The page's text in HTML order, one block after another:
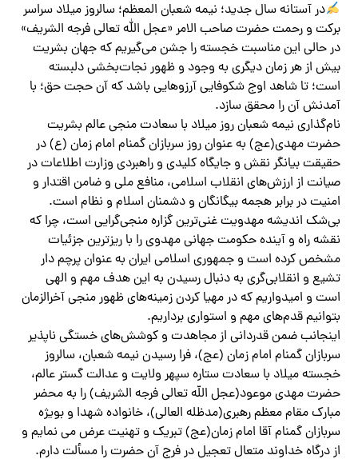
در آستانه سال جدید؛ نیمه شعبان المعظم؛ سالروز میلاد سراسر
برکت و رحمت حضرت صاحب الامر «عجل الله تعالی فرجه الشریف»
در حالی این مناسبت خجسته را جشن می‌گیریم که جهان بشریت
بیش از هر زمان دیگری به وجود و ظهور نجات‌بخشی دلبسته
است؛ تا شاهد اوج شکوفایی آرزو‌هایی باشد که آن حجت حق؛ با
آمدنش آن را محقق سازد.
نام‌گذاری نیمه شعبان روز میلاد با سعادت منجی عالم بشریت
حضرت مهدی(عج) به عنوان روز سربازان گمنام امام زمان (ع) در
حقیقت بیانگر نقش و جایگاه کلیدی و راهبردی وزارت اطلاعات در
صیانت از ارزش‌های انقلاب اسلامی، منافع ملی و ضامن اقتدار و
امنیت در برابر هجمه بیگانگان و دشمنان اسلام و نظام است.
بی‌شک اندیشه مهدویت غنی‌ترین گزاره منجی‌گرایی است، چرا که
نقشه راه و آینده حکومت جهانی مهدوی را با ریزترین جزئیات
مشخص کرده است و جمهوری اسلامی ایران به عنوان پرچم دار
تشیع و انقلابی‌گری به دنبال رسیدن به این هدف مهم و الهی
است و امیدواریم که در مهیا کردن زمینه‌های ظهور منجی آخرالزمان
بتوانیم قدم‌های مهم و استواری برداریم.
اینجانب ضمن قدردانی از مجاهدت و کوشش‌های خستگی ناپذیر
سربازان گمنام امام زمان (عج)، فرا رسیدن نیمه شعبان، سالروز
خجسته میلاد با سعادت ستاره سپهر ولایت و عدالت گستر عالم،
حضرت مهدی موعود(عجل اللّه تعالی فرجه الشریف) را به محضر
مبارک مقام معظم رهبری(مدظله العالی)، خانواده شهدا و بویژه
سربازان گمنام آقا امام زمان(عج) تبریک و تهنیت عرض می نمایم و
از درگاه خداوند متعال تعجیل در فرج آن حضرت را مسألت دارم.